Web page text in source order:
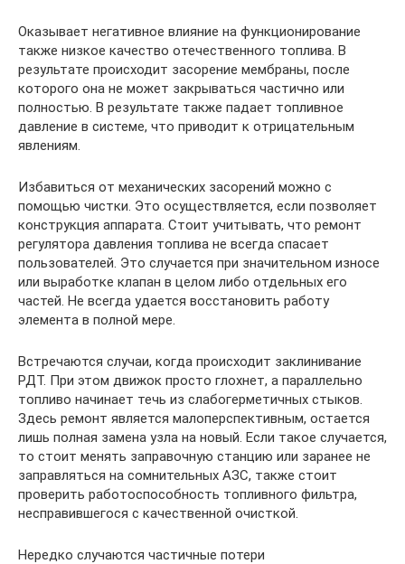
Оказывает негативное влияние на функционирование
также низкое качество отечественного топлива. В
результате происходит засорение мембраны, после
которого она не может закрываться частично или
полностью. В результате также падает топливное
давление в системе, что приводит к отрицательным
явлениям.
Избавиться от механических засорений можно с
помощью чистки. Это осуществляется, если позволяет
конструкция аппарата. Стоит учитывать, что ремонт
регулятора давления топлива не всегда спасает
пользователей. Это случается при значительном износе
или выработке клапан в целом либо отдельных его
частей. Не всегда удается восстановить работу
элемента в полной мере.
Встречаются случаи, когда происходит заклинивание
РДТ. При этом движок просто глохнет, а параллельно
топливо начинает течь из слабогерметичных стыков.
Здесь ремонт является малоперспективным, остается
лишь полная замена узла на новый. Если такое случается,
то стоит менять заправочную станцию или заранее не
заправляться на сомнительных АЗС, также стоит
проверить работоспособность топливного фильтра,
несправившегося с качественной очисткой.
Нередко случаются частичные потери